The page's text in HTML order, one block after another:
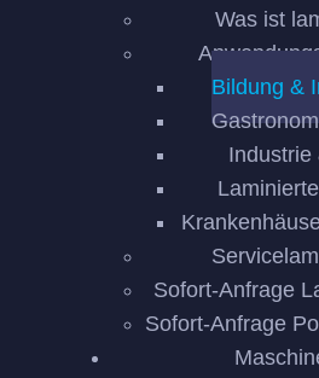
Was ist
Bildung &
Industrie
Sofort-Anfrage
Sofort-Anfrage